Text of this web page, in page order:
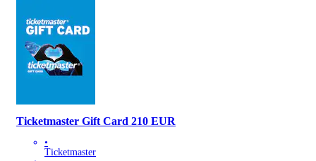
Ticketmaster Gift Card 210 EUR
•
Ticketmaster